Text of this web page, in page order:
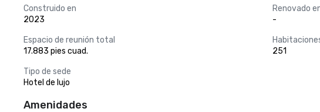
Construido en
2023
Renovado
-
Espacio de reunión total
17.883 pies cuad.
251
Tipo de sede
Hotel de lujo
Amenidades